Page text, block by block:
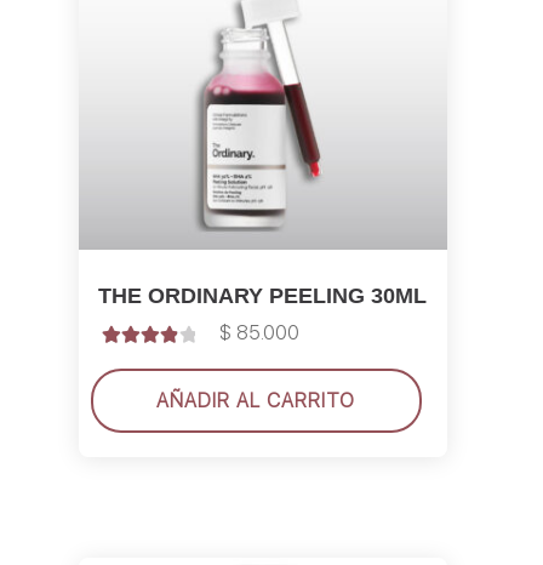
THE ORDINARY PEELING 30ML
$ 85.000
AÑADIR AL CARRITO